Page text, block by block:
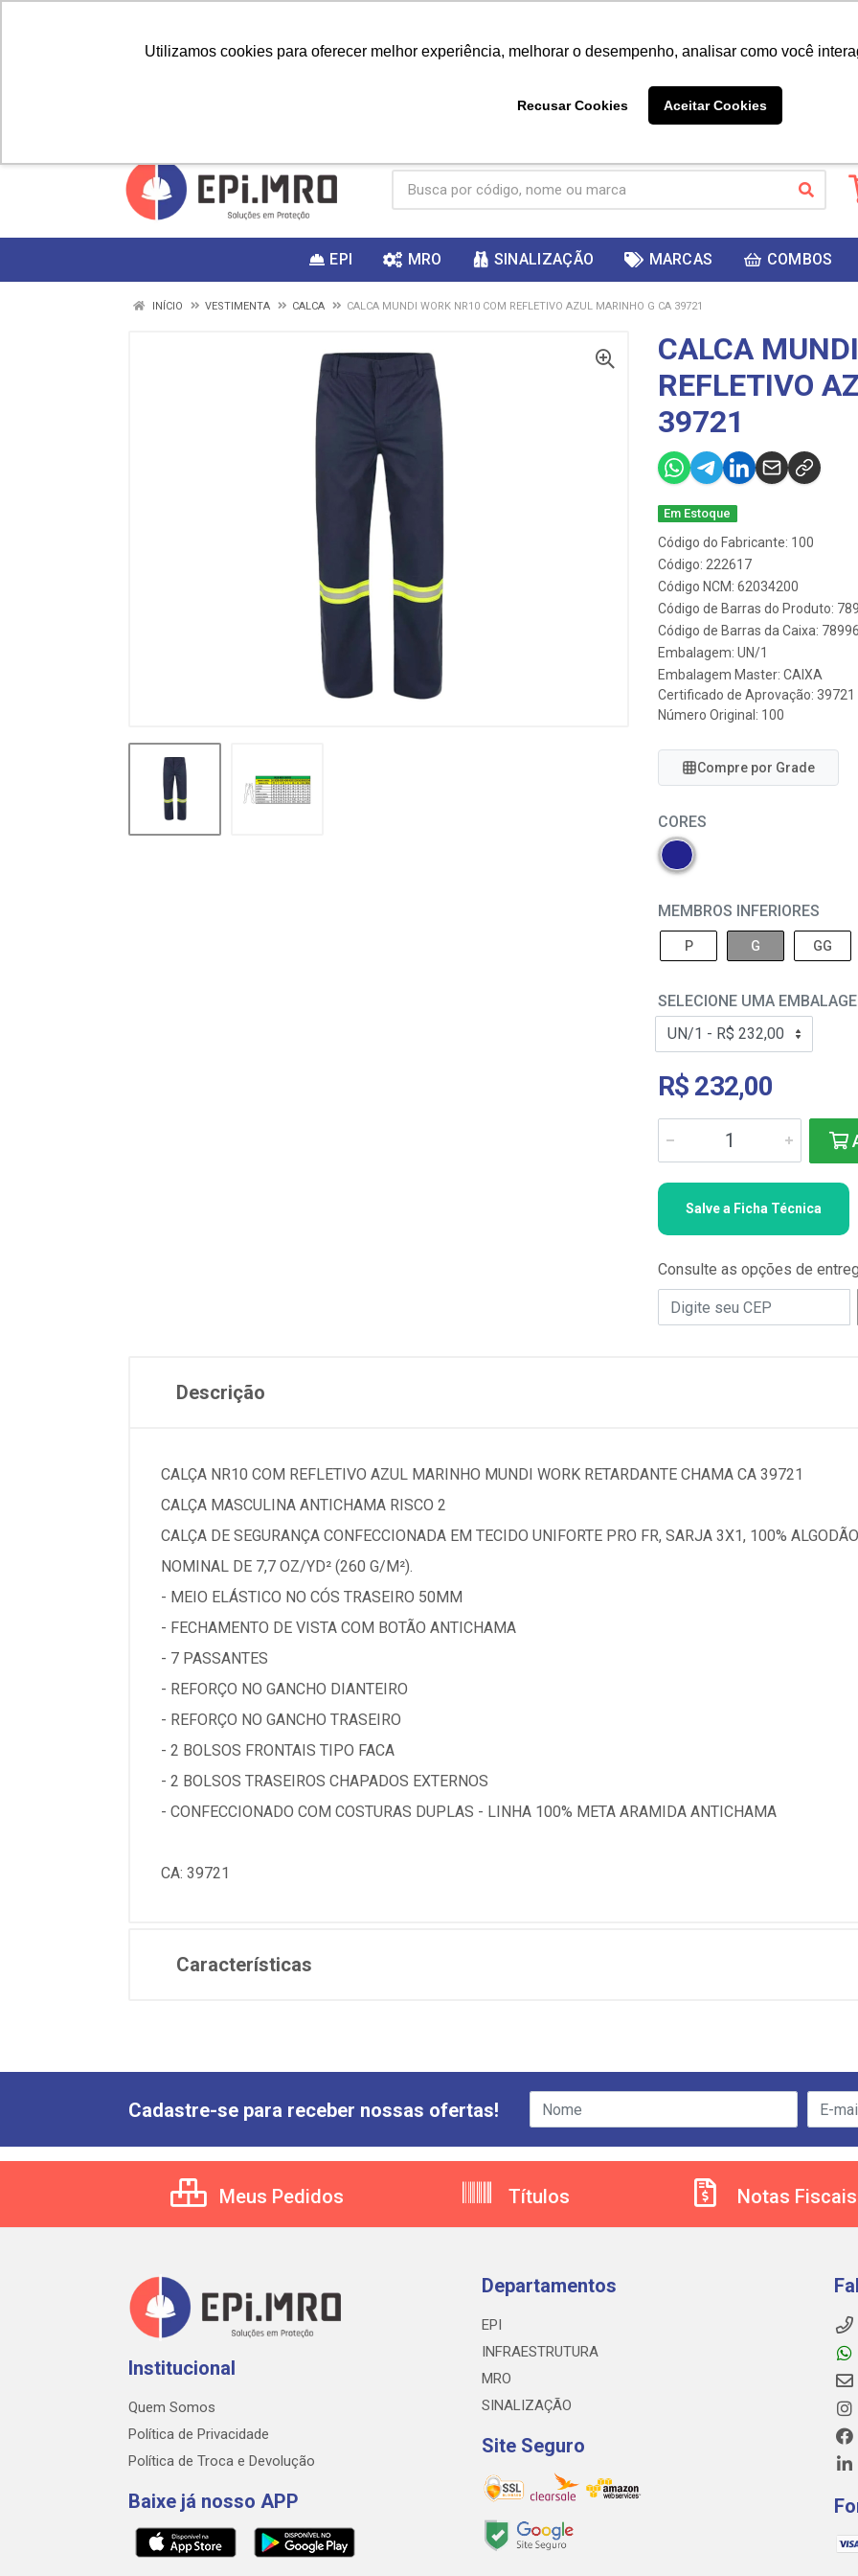
Utilizamos cookies para oferecer melhor experiência, melhorar o desempenho, analisar como você
Recusar Cookies Aceitar Cookies
ganhar
EPI MRO SINALIZAÇÃO MARCAS COMBOS
INÍCIO VESTIMENTA CALCA CALCA MUNDI WORK NR10 COM REFLETIVO AZUL MARINHO G CA 39721
CALCA
REFLETIVO
39721
Em Estoque
Código do Fabricante: 100
Código: 222617
Código NCM: 62034200
Código de Barras do Produto:
Código de Barras da Caixa:
Embalagem: UN/1
Embalagem Master: CAIXA
Certificado de Aprovação: 39721
Número Original: 100
Compre por Grade
CORES
MEMBROS INFERIORES
P G GG
SELECIONE UMA
R$ 232,00
Salve a Ficha Técnica
Consulte as opções de
Descrição
CALÇA NR10 COM REFLETIVO AZUL MARINHO MUNDI WORK RETARDANTE CHAMA CA 39721
CALÇA MASCULINA ANTICHAMA RISCO 2
CALÇA DE SEGURANÇA CONFECCIONADA EM TECIDO UNIFORTE PRO FR, SARJA 3X1, 100%
NOMINAL DE 7,7 OZ/YD² (260 G/M²).
- MEIO ELÁSTICO NO CÓS TRASEIRO 50MM
- FECHAMENTO DE VISTA COM BOTÃO ANTICHAMA
- 7 PASSANTES
- REFORÇO NO GANCHO DIANTEIRO
- REFORÇO NO GANCHO TRASEIRO
- 2 BOLSOS FRONTAIS TIPO FACA
- 2 BOLSOS TRASEIROS CHAPADOS EXTERNOS
- CONFECCIONADO COM COSTURAS DUPLAS - LINHA 100% META ARAMIDA ANTICHAMA
CA: 39721
Características
Cadastre-se para receber nossas ofertas!
Meus Pedidos Títulos Notas Fiscais
Institucional
Quem Somos
Política de Privacidade
Política de Troca e Devolução
Baixe já nosso APP
Departamentos
EPI
INFRAESTRUTURA
MRO
SINALIZAÇÃO
Site Seguro